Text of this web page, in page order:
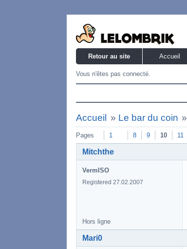
Retour au site Accueil
Vous n'êtes pas connecté.
Accueil » Le bar du coin »
Pages 1 8 9 10 11
Mitchthe
VermISO
Registered 27.02.2007
Hors ligne
Mari0